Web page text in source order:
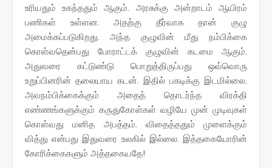
உரியதும் உகந்ததும் ஆகும். அரசுக்கு அன்றாடம் ஆயிரம்
பணிகள் உள்ளன. அதற்கு தீர்வாக தான் குழு
அமைக்கப்படுகிறது. அந்த குழுவின் மீது நம்பிக்கை
கொள்வதென்பது போராட்டக் குழுவின் கடமை ஆகும்.
அதுவரை கட்டுண்டு பொறுத்திருப்பது ஒவ்வொரு
உறுப்பினரின் தலையாய கடன். இதில் பகடிக்கு இடமில்லை.
அவநம்பிக்கைக்கும் அதைத் தொடர்ந்த விரக்தி
எண்ணங்களுக்கும் கருதுகோள்கள் வழியே முன் முடிவுகள்
கொள்வது மனித அபத்தம். விதைத்ததும் முளைக்கும்
வித்து என்பது இதுவரை உலகில் இல்லை. இத்தகையோரின்
கோரிக்கைகளும் அத்தகையதே!